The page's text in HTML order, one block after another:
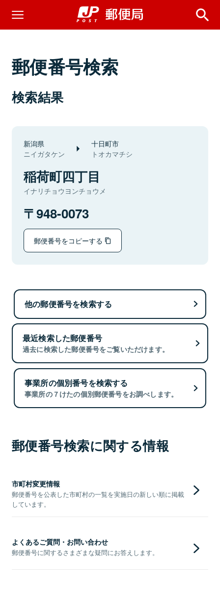
郵便番号検索
検索結果
新潟県
ニイガタケン
十日町市
トオカマチシ
稲荷町四丁目
イナリチョウヨンチョウメ
948-0073
郵便番号をコピーする
他の郵便番号を検索する
最近検索した郵便番号
過去に検索した郵便番号をご覧いただけます。
事業所の個別番号を検索する
事業所の７けたの個別郵便番号をお調べします。
郵便番号検索に関する情報
市町村変更情報
郵便番号を公表した市町村の一覧を実施日の新しい順に掲載
しています。
よくあるご質問・お問い合わせ
郵便番号に関するさまざまな疑問にお答えします。